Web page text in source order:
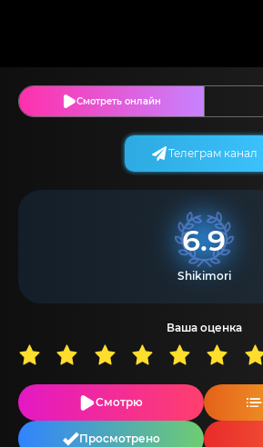
Смотреть онлайн
6.9
Shikimori
Ваша оценка
Смотрю
Просмотрено
Телеграм канал